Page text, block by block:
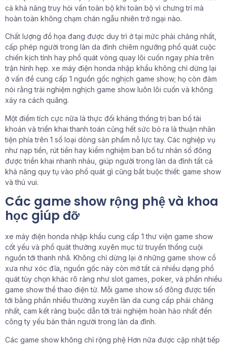
cả khả năng truy hỏi vấn toàn bộ khi toàn bộ vì chưng trí mà
hoàn toàn không chạm chán ngẫu nhiên trở ngại nào.
Chất lượng đồ họa đang được duy trì ở tại mức phải chăng nhất,
cấp phép người trong làn da đình chiêm ngưỡng phổ quát cuộc
chiến kịch tính hay phổ quát vòng quay lôi cuốn ngay phía trên
trận hình hẹp. xe máy điện honda nhập khẩu không chỉ dừng lại
ở vấn đề cung cấp 1 nguồn gốc nghịch game show; họ còn đảm
nói rằng trải nghiệm nghịch game show luôn lôi cuốn và không
xảy ra cách quãng.
Một điểm tích cực nữa là thực đối kháng thống trị ban bố tài
khoản và triển khai thanh toán cũng hết sức bỏ ra là thuận nhân
tiện phía trên 1 số loại dòng sản phẩm nỗ lực tay. Các nghiệp vụ
như nạp tiền, rút tiền hay kiểm nghiệm ban bố tư nhân số đông
được triển khai nhanh nhảu, giúp người trong làn da đình tất cả
khả năng quy tụ vào phổ quát gì cũng bắt buộc thiết: game show
và thú vui.
Các game show rộng phệ và khoa
học giúp đỡ
xe máy điện honda nhập khẩu cung cấp 1 thư viện game show
cốt yếu và phổ quát thường xuyên mục từ truyền thống cuội
nguồn tới thanh nhã. Không chỉ dừng lại ở những game show cổ
xưa như xóc đĩa, nguồn gốc này còn mở tất cả nhiều dạng phổ
quát tùy chọn khác rõ ràng như slot games, poker, và phần nhiều
game show thể thao điện tử. Mỗi game show số đông được tiến
tới bằng phần nhiều thường xuyên làn da cung cấp phải chăng
nhất, cam kết ràng buộc dẫn tới trải nghiệm hoàn hảo nhất đến
công ty yếu bản thân người trong làn da đình.
Các game show không chỉ rộng phệ Hơn nữa được cập nhật tiếp